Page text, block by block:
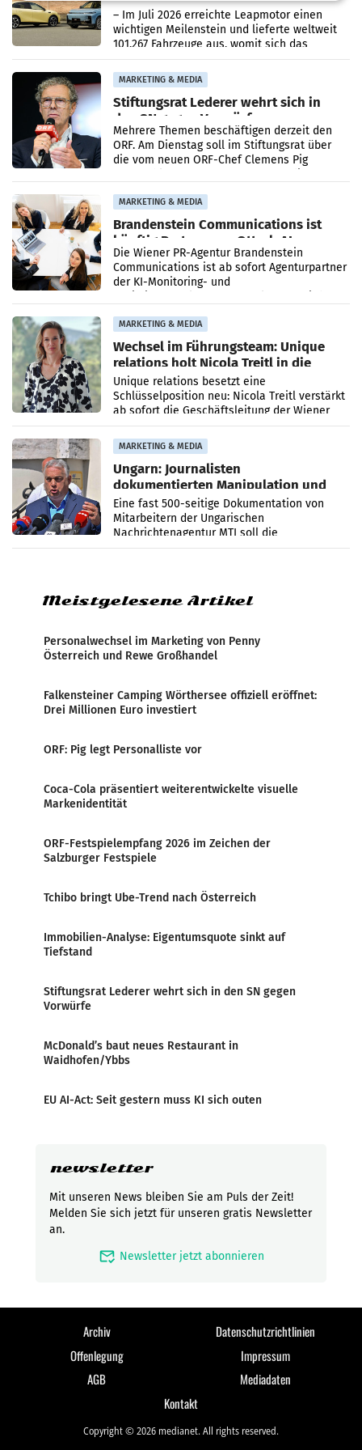
überschreitet die 100.000er-Marke
– Im Juli 2026 erreichte Leapmotor einen
wichtigen Meilenstein und lieferte weltweit
101.267 Fahrzeuge aus, womit sich das
Ergebnis gegenüber Juli 2025 mehr als
verdoppelte (+102
MARKETING & MEDIA
Stiftungsrat Lederer wehrt sich in
den SN gegen Vorwürfe
Mehrere Themen beschäftigen derzeit den
ORF. Am Dienstag soll im Stiftungsrat über
die vom neuen ORF-Chef Clemens Pig
MARKETING & MEDIA
Brandenstein Communications ist
künftig Partner von OtterlyAI
Die Wiener PR-Agentur Brandenstein
Communications ist ab sofort Agenturpartner
der KI-Monitoring- und
MARKETING & MEDIA
Wechsel im Führungsteam: Unique
relations holt Nicola Treitl in die
Geschäftsleitung
Unique relations besetzt eine
Schlüsselposition neu: Nicola Treitl verstärkt
ab sofort die Geschäftsleitung der Wiener
PR-Agentur an der Seite von Josef Kalina und
Anna Kalina-Mahr.
MARKETING & MEDIA
Ungarn: Journalisten
dokumentierten Manipulation und
Zensur
Eine fast 500-seitige Dokumentation von
Mitarbeitern der Ungarischen
Nachrichtenagentur MTI soll die
systematische Nachrichten-Manipulation und
Meistgelesene Artikel
Personalwechsel im Marketing von Penny
Österreich und Rewe Großhandel
Falkensteiner Camping Wörthersee offiziell eröffnet:
Drei Millionen Euro investiert
ORF: Pig legt Personalliste vor
Coca-Cola präsentiert weiterentwickelte visuelle
Markenidentität
ORF-Festspielempfang 2026 im Zeichen der
Salzburger Festspiele
Tchibo bringt Ube-Trend nach Österreich
Immobilien-Analyse: Eigentumsquote sinkt auf
Tiefstand
Stiftungsrat Lederer wehrt sich in den SN gegen
Vorwürfe
McDonald’s baut neues Restaurant in
Waidhofen/Ybbs
EU AI-Act: Seit gestern muss KI sich outen
newsletter
Mit unseren News bleiben Sie am Puls der Zeit!
Melden Sie sich jetzt für unseren gratis Newsletter
an.
mark_email_read Newsletter jetzt abonnieren
Archiv
Datenschutzrichtlinien
Offenlegung
Impressum
AGB
Mediadaten
Kontakt
Copyright © 2026 medianet. All rights reserved.